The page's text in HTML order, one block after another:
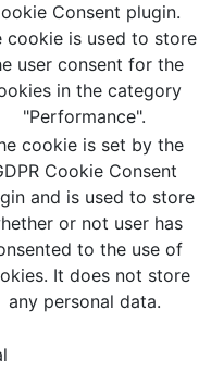
Consent plugin.
cookie is used to store
user consent for the
in the category
"Performance".
cookie is set by the
Cookie Consent
and is used to store
or not user has
to the use of
It does not store
any personal data.